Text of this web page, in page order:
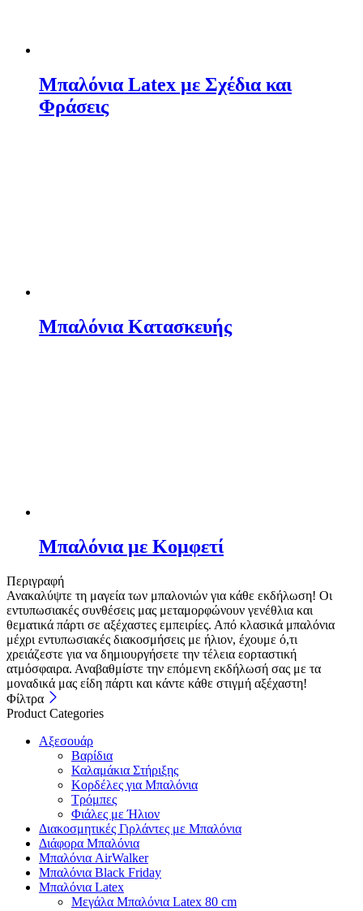
Μπαλόνια Latex με Σχέδια και
Φράσεις
Μπαλόνια Κατασκευής
Μπαλόνια με Κομφετί
Περιγραφή
Ανακαλύψτε τη μαγεία των μπαλονιών για κάθε εκδήλωση! Οι
εντυπωσιακές συνθέσεις μας μεταμορφώνουν γενέθλια και
θεματικά πάρτι σε αξέχαστες εμπειρίες. Από κλασικά μπαλόνια
μέχρι εντυπωσιακές διακοσμήσεις με ήλιον, έχουμε ό,τι
χρειάζεστε για να δημιουργήσετε την τέλεια εορταστική
ατμόσφαιρα. Αναβαθμίστε την επόμενη εκδήλωσή σας με τα
μοναδικά μας είδη πάρτι και κάντε κάθε στιγμή αξέχαστη!
Φίλτρα
Product Categories
Αξεσουάρ
Βαρίδια
Καλαμάκια Στήριξης
Κορδέλες για Μπαλόνια
Τρόμπες
Φιάλες με Ήλιον
Διακοσμητικές Γιρλάντες με Μπαλόνια
Διάφορα Μπαλόνια
Μπαλόνια AirWalker
Μπαλόνια Black Friday
Μπαλόνια Latex
Μεγάλα Μπαλόνια Latex 80 cm